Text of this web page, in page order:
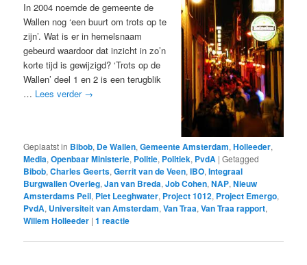
In 2004 noemde de gemeente de
Wallen nog ‘een buurt om trots op te
zijn’. Wat is er in hemelsnaam
gebeurd waardoor dat inzicht in zo’n
korte tijd is gewijzigd? ‘Trots op de
Wallen’ deel 1 en 2 is een terugblik
… Lees verder →
Geplaatst in Bibob, De Wallen,Gemeente Amsterdam,Holleeder,
Media,Openbaar Ministerie, Politie, Politiek, PvdA |Getagged
Bibob,Charles Geerts,Gerrit van de Veen,IBO,Integraal
Burgwallen Overleg,Jan van Breda,Job Cohen,NAP,Nieuw
Amsterdams Peil, Piet Leeghwater, Project 1012, Project Emergo,
PvdA, Universiteit van Amsterdam,Van Traa,Van Traa rapport,
Willem Holleeder |1 reactie